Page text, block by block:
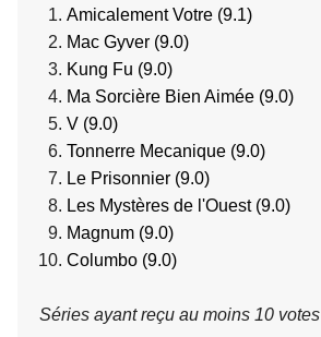
Amicalement Votre (9.1)
Mac Gyver (9.0)
Kung Fu (9.0)
Ma Sorcière Bien Aimée (9.0)
V (9.0)
Tonnerre Mecanique (9.0)
Le Prisonnier (9.0)
Les Mystères de l'Ouest (9.0)
Magnum (9.0)
Columbo (9.0)
Séries ayant reçu au moins 10 votes